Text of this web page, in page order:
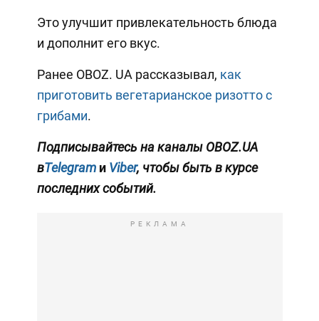
Это улучшит привлекательность блюда
и дополнит его вкус.
Ранее OBOZ. UA рассказывал, как
приготовить вегетарианское ризотто с
грибами.
Подписывайтесь на каналы OBOZ.UA
вTelegramи Viber, чтобы быть в курсе
последних событий.
РЕКЛАМА